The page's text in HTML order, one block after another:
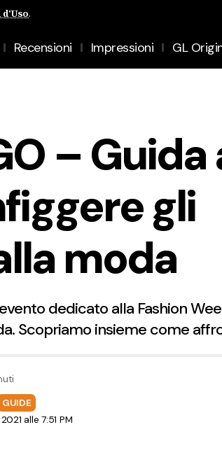
.
Recensioni Impressioni GL
– Guida
gli
moda
dedicato alla Fashion
Scopriamo insieme come
alle 7:51 PM
GUIDE